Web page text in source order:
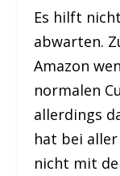
Es hilft
abwarten.
Amazon
normalen
allerdings
hat bei
nicht mit